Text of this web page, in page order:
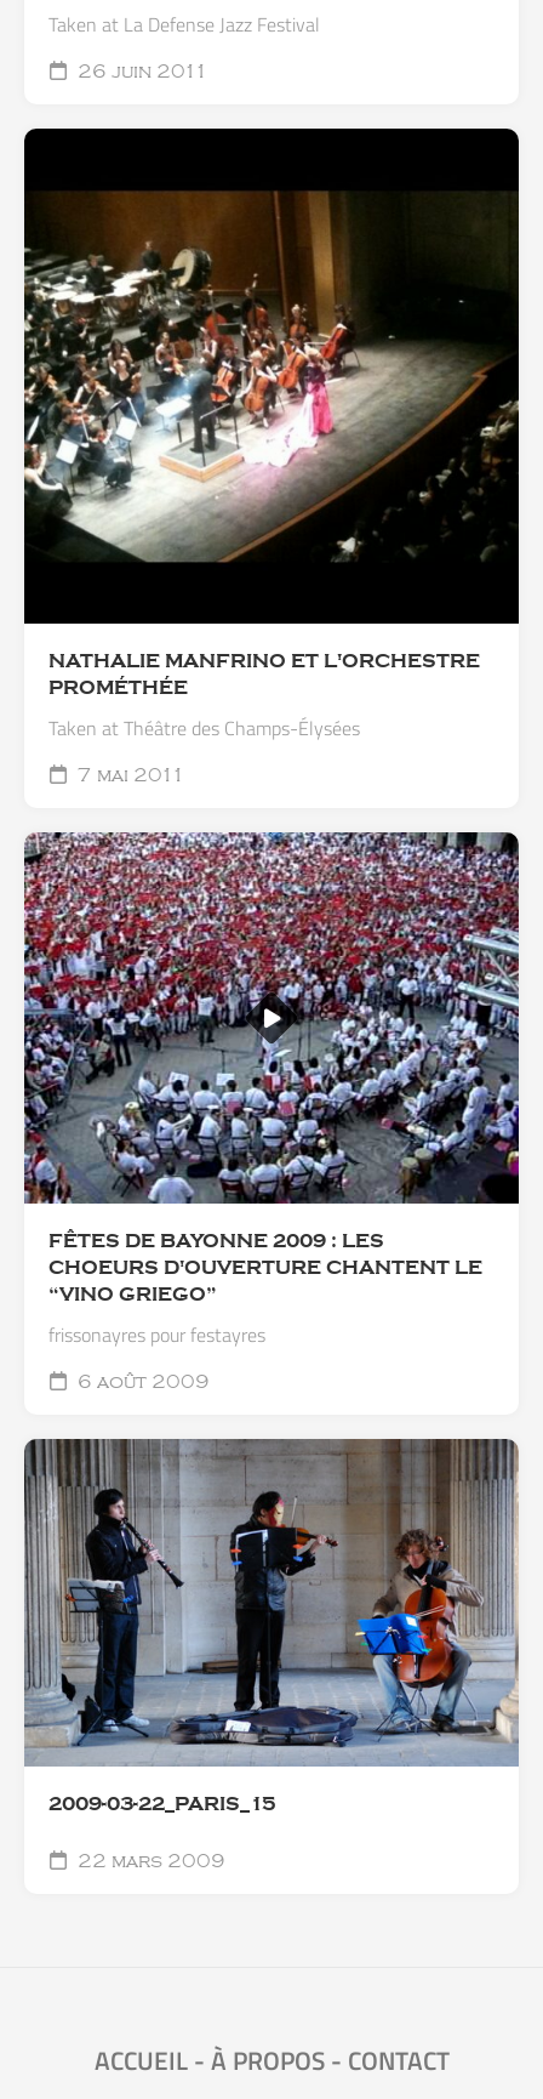
Taken at La Defense Jazz Festival
26 juin 2011
NATHALIE MANFRINO ET L'ORCHESTRE
PROMÉTHÉE
Taken at Théâtre des Champs-Élysées
7 mai 2011
FÊTES DE BAYONNE 2009 : LES
CHOEURS D'OUVERTURE CHANTENT LE
“VINO GRIEGO”
frissonayres pour festayres
6 août 2009
2009-03-22_PARIS_15
22 mars 2009
ACCUEIL-À PROPOS- CONTACT